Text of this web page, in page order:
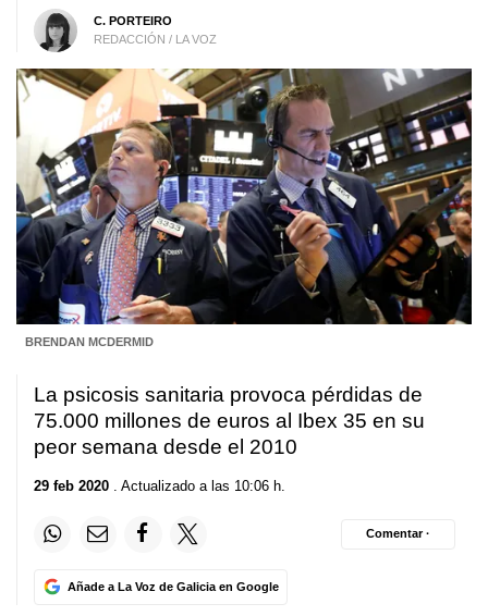
C. PORTEIRO
REDACCIÓN / LA VOZ
BRENDAN MCDERMID
La psicosis sanitaria provoca pérdidas de
75.000 millones de euros al Ibex 35 en su
peor semana desde el 2010
29 feb 2020 . Actualizado a las 10:06 h.
Añade a La Voz de Galicia en Google
Comentar ·